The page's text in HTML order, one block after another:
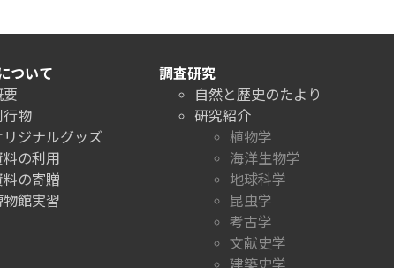
ついて
要
行物
リジナルグッズ
料の利用
料の寄贈
物館実習
調査研究
自然と歴史のたより
研究紹介
植物学
海洋生物学
地球科学
昆虫学
考古学
文献史学